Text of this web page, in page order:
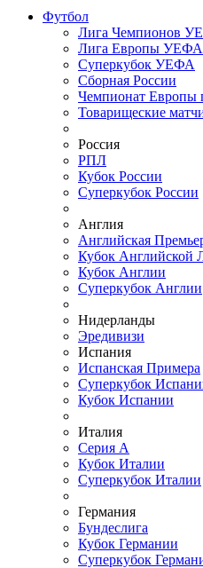
Футбол
Лига Чемпионов
Лига Европы УЕФА
Суперкубок УЕФА
Сборная России
Чемпионат Европы
Товарищеские
Россия
РПЛ
Кубок России
Суперкубок России
Англия
Английская
Кубок Английской
Кубок Англии
Суперкубок Англии
Нидерланды
Эредивизи
Испания
Испанская Примера
Суперкубок
Кубок Испании
Италия
Серия А
Кубок Италии
Суперкубок Италии
Германия
Бундеслига
Кубок Германии
Суперкубок